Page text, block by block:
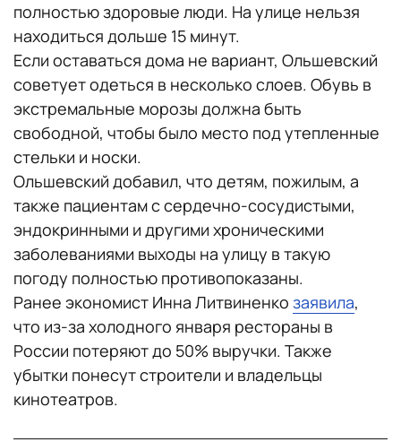
полностью здоровые люди. На улице нельзя
находиться дольше 15 минут.
Если оставаться дома не вариант, Ольшевский
советует одеться в несколько слоев. Обувь в
экстремальные морозы должна быть
свободной, чтобы было место под утепленные
стельки и носки.
Ольшевский добавил, что детям, пожилым, а
также пациентам с сердечно-сосудистыми,
эндокринными и другими хроническими
заболеваниями выходы на улицу в такую
погоду полностью противопоказаны.
Ранее экономист Инна Литвиненко заявила,
что из-за холодного января рестораны в
России потеряют до 50% выручки. Также
убытки понесут строители и владельцы
кинотеатров.